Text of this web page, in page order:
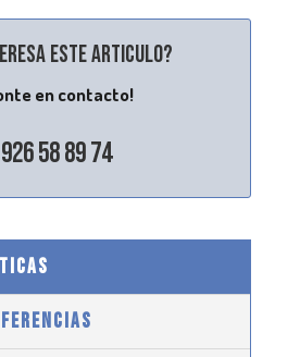
este articulo?
en contacto!
926 58 89 74